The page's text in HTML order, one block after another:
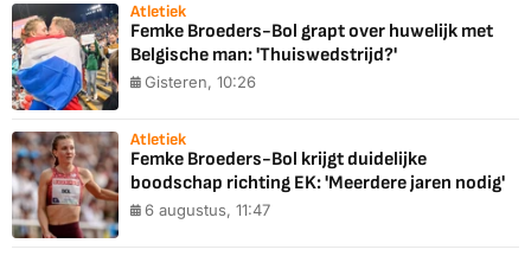
Atletiek
Femke Broeders-Bol grapt over huwelijk met
Belgische man: 'Thuiswedstrijd?'
Gisteren, 10:26
Atletiek
Femke Broeders-Bol krijgt duidelijke
boodschap richting EK: 'Meerdere jaren nodig'
6 augustus, 11:47